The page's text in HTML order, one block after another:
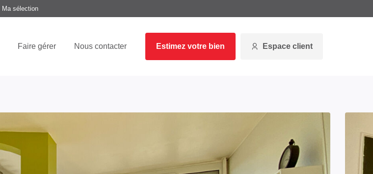
Ma sélection
Faire gérer Nous contacter Estimez votre bien Espace client